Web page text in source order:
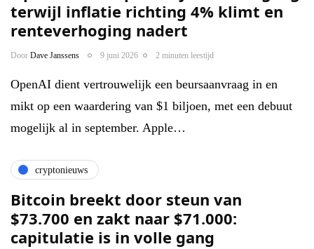
terwijl inflatie richting 4% klimt en
renteverhoging nadert
Door Dave Janssens 9 juni 2026 2 minuten leestijd
OpenAI dient vertrouwelijk een beursaanvraag in en
mikt op een waardering van $1 biljoen, met een debuut
mogelijk al in september. Apple…
cryptonieuws
Bitcoin breekt door steun van
$73.700 en zakt naar $71.000:
capitulatie is in volle gang